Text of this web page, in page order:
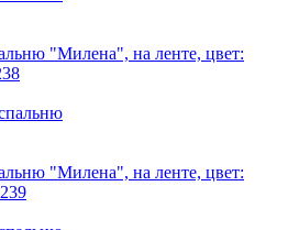
"Милена", на ленте, цвет:
"Милена", на ленте, цвет: